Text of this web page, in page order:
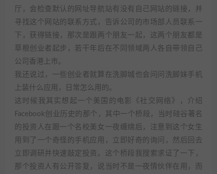
厅，会检查默认的网址导航站有没有自己网站的链接，并
寻找这个网站的联系方式，告诉公司的市场部人员联系一
下，获得链接，那次是跟两个朋友一起，这两个朋友都是
草根创业者起步，若干年后在不同领域两人各自带领自己
公司香港上市。
我还说过，一些创业者就算在洗脚城也会问问洗脚妹手机
上装什么应用，日常怎么用的。
这时候我其实想起一个美国的电影《社交网络》，介绍
Facebook创业历史的那个，其中一个桥段，当时硅谷著名
的投资人在跟一个名校美女一夜缠绵后，注意到这个女生
用到了一个奇怪的手机应用，立即好奇的询问，然后回去
立即调研并快速敲定投资。这个桥段我搜索求证了一下，
那个投资人有公开答复，说当时不是一夜情伙伴在用，而